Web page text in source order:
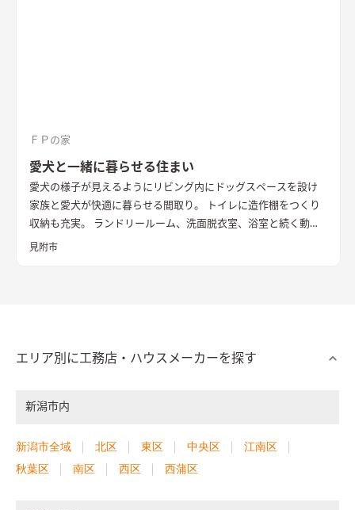
ＦＰの家
愛犬と一緒に暮らせる住まい
愛犬の様子が見えるようにリビング内にドッグスペースを設け
家族と愛犬が快適に暮らせる間取り。 トイレに造作棚をつくり
収納も充実。 ランドリールーム、洗面脱衣室、浴室と続く動線
にした事で家事もラクに。 リビングに間接照明採用し、シーン
見附市
エリア別に工務店・ハウスメーカーを探す
新潟市内
新潟市全域 北区 東区 中央区
江南区
秋葉区
南区 西区 西蒲区